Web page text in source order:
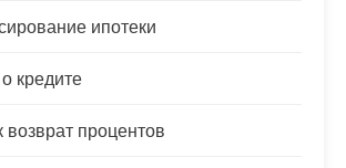
ипотеки
кредите
процентов